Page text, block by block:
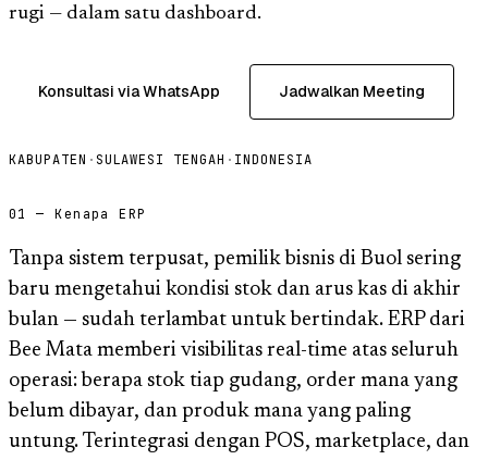
rugi — dalam satu dashboard.
Konsultasi via WhatsApp Jadwalkan Meeting
KABUPATEN · SULAWESI TENGAH · INDONESIA
01 — Kenapa ERP
Tanpa sistem terpusat, pemilik bisnis di Buol sering
baru mengetahui kondisi stok dan arus kas di akhir
bulan — sudah terlambat untuk bertindak. ERP dari
Bee Mata memberi visibilitas real-time atas seluruh
operasi: berapa stok tiap gudang, order mana yang
belum dibayar, dan produk mana yang paling
untung. Terintegrasi dengan POS, marketplace, dan